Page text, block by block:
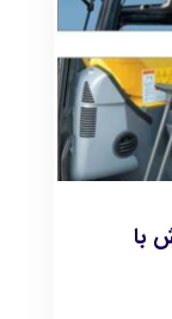
با